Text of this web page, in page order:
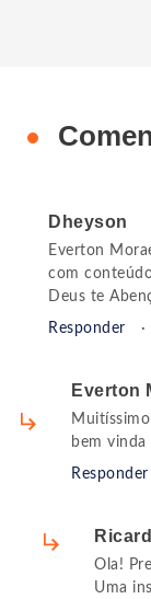
Dheyson
Everton
com
Deus te
Responder
Everton
bem vinda
Responder
Ola!
Uma